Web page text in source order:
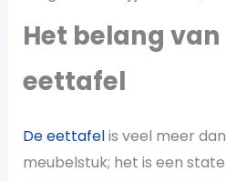
Het belang
eettafel
De eettafelis veel meer
meubelstuk; het is een